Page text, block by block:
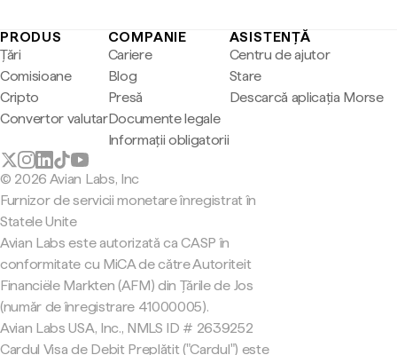
PRODUS
Țări
Comisioane
Cripto
Convertor valutar
COMPANIE
Cariere
Blog
Presă
Documente legale
Informații obligatorii
ASISTENȚĂ
Centru de ajutor
Stare
Descarcă aplicația Morse
© 2026 Avian Labs, Inc
Furnizor de servicii monetare înregistrat în
Statele Unite
Avian Labs este autorizată ca CASP în
conformitate cu MiCA de către Autoriteit
Financiële Markten (AFM) din Țările de Jos
(număr de înregistrare 41000005).
Avian Labs USA, Inc., NMLS ID # 2639252
Cardul Visa de Debit Preplătit ("Cardul") este